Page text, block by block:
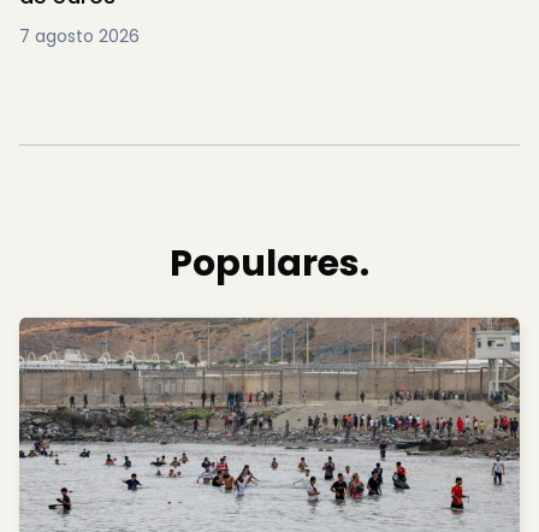
7 agosto 2026
Populares.